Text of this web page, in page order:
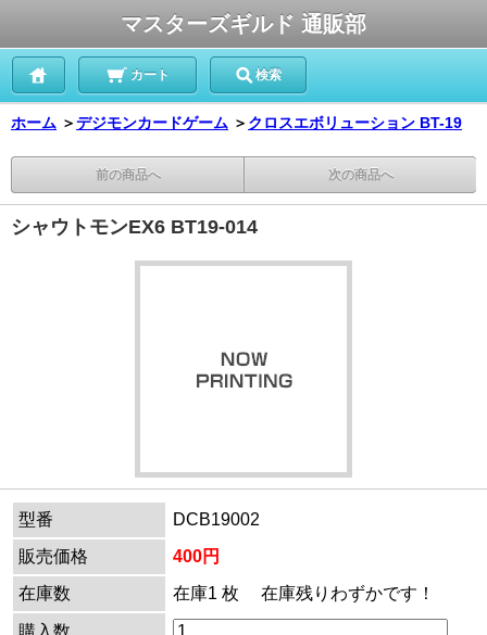
マスターズギルド 通販部
カート 検索
ホーム ＞デジモンカードゲーム ＞ クロスエボリューション BT-19
前の商品へ 次の商品へ
シャウトモンEX6 BT19-014
型番
DCB19002
販売価格
400円
在庫数
在庫1 枚 在庫残りわずかです！
購入数